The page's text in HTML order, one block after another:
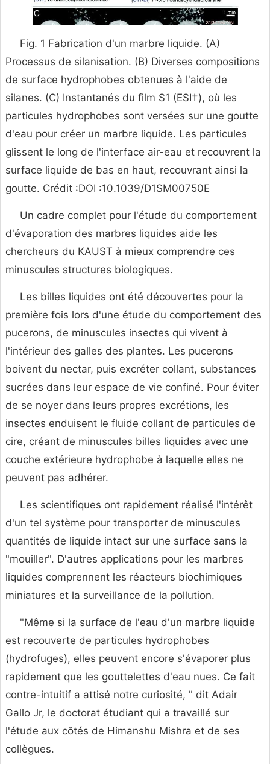
Fig. 1 Fabrication d'un marbre liquide. (A)
Processus de silanisation. (B) Diverses compositions
de surface hydrophobes obtenues à l'aide de
silanes. (C) Instantanés du film S1 (ESI†), où les
particules hydrophobes sont versées sur une goutte
d'eau pour créer un marbre liquide. Les particules
glissent le long de l'interface air-eau et recouvrent la
surface liquide de bas en haut, recouvrant ainsi la
goutte. Crédit :DOI :10.1039/D1SM00750E
Un cadre complet pour l'étude du comportement
d'évaporation des marbres liquides aide les
chercheurs du KAUST à mieux comprendre ces
minuscules structures biologiques.
Les billes liquides ont été découvertes pour la
première fois lors d'une étude du comportement des
pucerons, de minuscules insectes qui vivent à
l'intérieur des galles des plantes. Les pucerons
boivent du nectar, puis excréter collant, substances
sucrées dans leur espace de vie confiné. Pour éviter
de se noyer dans leurs propres excrétions, les
insectes enduisent le fluide collant de particules de
cire, créant de minuscules billes liquides avec une
couche extérieure hydrophobe à laquelle elles ne
peuvent pas adhérer.
Les scientifiques ont rapidement réalisé l'intérêt
d'un tel système pour transporter de minuscules
quantités de liquide intact sur une surface sans la
"mouiller". D'autres applications pour les marbres
liquides comprennent les réacteurs biochimiques
miniatures et la surveillance de la pollution.
"Même si la surface de l'eau d'un marbre liquide
est recouverte de particules hydrophobes
(hydrofuges), elles peuvent encore s'évaporer plus
rapidement que les gouttelettes d'eau nues. Ce fait
contre-intuitif a attisé notre curiosité, " dit Adair
Gallo Jr, le doctorat étudiant qui a travaillé sur
l'étude aux côtés de Himanshu Mishra et de ses
collègues.